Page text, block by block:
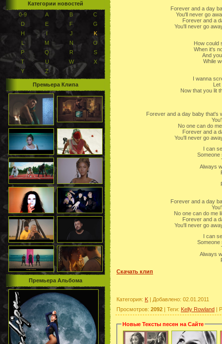
Категории новостей
0-9
A B
C
D
E F
G
H
I J
K
L
M N
O
P
Q R
S
T
U W
X
Y
Z
Премьера Клипа
Премьера Альбома
Forever and a day
You'll never go
Forever and a
You'll never go
How could
When it's
And
While
I wanna
Let
Now that you lit
Forever and a day baby that's
No one can do
Forever and a
You'll never go
I can
Someone
Always
Forever and a day
No one can do me
Forever and a
You'll never go
I can
Someone
Always
Скачать клип
Категория: K Добавлено: 02.01.2011
Просмотров: 2092 Теги: Kelly Rowland
Новые Тексты песен на Сайте